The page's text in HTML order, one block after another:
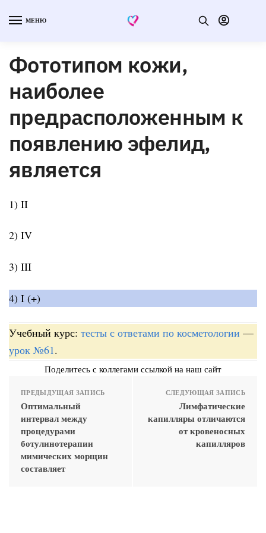
МЕНЮ
Фототипом кожи,
наиболее
предрасположенным к
появлению эфелид,
является
1) II
2) IV
3) III
4) I (+)
Учебный курс: тесты с ответами по косметологии —
урок №61.
Поделитесь с коллегами ссылкой на наш сайт
ПРЕДЫДУЩАЯ ЗАПИСЬ
Оптимальный
интервал между
процедурами
ботулинотерапии
мимических морщин
составляет
СЛЕДУЮЩАЯ ЗАПИСЬ
Лимфатические
капилляры отличаются
от кровеносных
капилляров